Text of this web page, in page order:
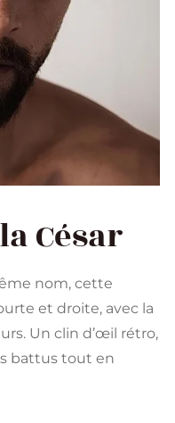
César
nom, cette
et droite, avec la
Un clin d’œil rétro,
battus tout en